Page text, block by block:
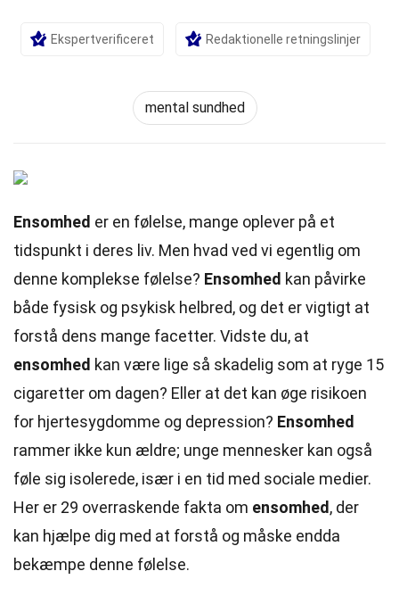
Ekspertverificeret Redaktionelle retningslinjer
mental sundhed
Ensomhed er en følelse, mange oplever på et
tidspunkt i deres liv. Men hvad ved vi egentlig om
denne komplekse følelse? Ensomhed kan påvirke
både fysisk og psykisk helbred, og det er vigtigt at
forstå dens mange facetter. Vidste du, at
ensomhed kan være lige så skadelig som at ryge 15
cigaretter om dagen? Eller at det kan øge risikoen
for hjertesygdomme og depression? Ensomhed
rammer ikke kun ældre; unge mennesker kan også
føle sig isolerede, især i en tid med sociale medier.
Her er 29 overraskende fakta om ensomhed , der
kan hjælpe dig med at forstå og måske endda
bekæmpe denne følelse.